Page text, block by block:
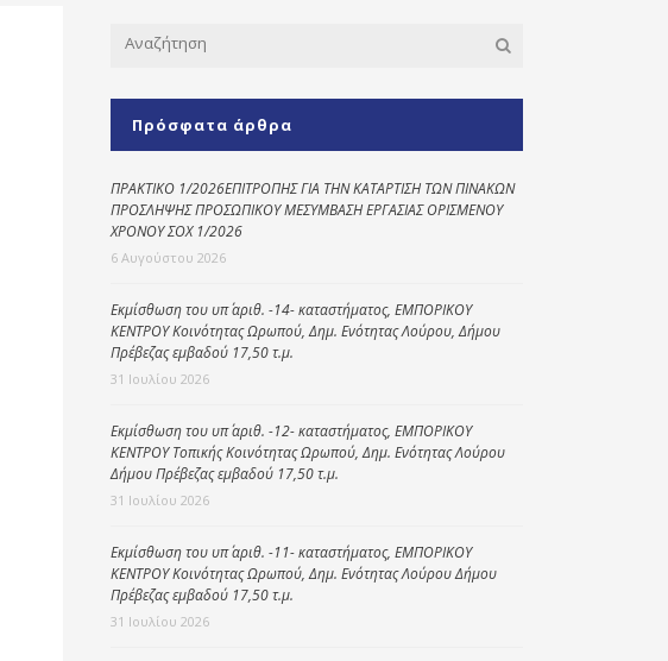
Κοινωνικό
παντοπωλείο
Kοινωνικό
φαρμακείο
“Βοήθεια στο σπίτι”
Κέντρο Ημερήσιας
Φροντίδας
(Κ.Η.Φ.Η.) Πρέβεζας
Πρόσφατα άρθρα
ΠΡΑΚΤΙΚΟ 1/2026ΕΠΙΤΡΟΠΗΣ ΓΙΑ ΤΗΝ ΚΑΤΑΡΤΙΣΗ ΤΩΝ ΠΙΝΑΚΩΝ
ΠΡΟΣΛΗΨΗΣ ΠΡΟΣΩΠΙΚΟΥ ΜΕΣΥΜΒΑΣΗ ΕΡΓΑΣΙΑΣ ΟΡΙΣΜΕΝΟΥ
ΧΡΟΝΟΥ ΣΟΧ 1/2026
6 Αυγούστου 2026
Εκμίσθωση του υπ΄ αριθ. -14- καταστήματος, ΕΜΠΟΡΙΚΟΥ
ΚΕΝΤΡΟΥ Κοινότητας Ωρωπού, Δημ. Ενότητας Λούρου, Δήμου
Πρέβεζας εμβαδού 17,50 τ.μ.
31 Ιουλίου 2026
Εκμίσθωση του υπ΄ αριθ. -12- καταστήματος, ΕΜΠΟΡΙΚΟΥ
ΚΕΝΤΡΟΥ Τοπικής Κοινότητας Ωρωπού, Δημ. Ενότητας Λούρου
Δήμου Πρέβεζας εμβαδού 17,50 τ.μ.
31 Ιουλίου 2026
Εκμίσθωση του υπ΄ αριθ. -11- καταστήματος, ΕΜΠΟΡΙΚΟΥ
ΚΕΝΤΡΟΥ Κοινότητας Ωρωπού, Δημ. Ενότητας Λούρου Δήμου
Πρέβεζας εμβαδού 17,50 τ.μ.
31 Ιουλίου 2026